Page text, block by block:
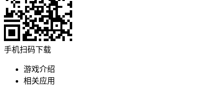
手机扫码下载
游戏介绍
相关应用